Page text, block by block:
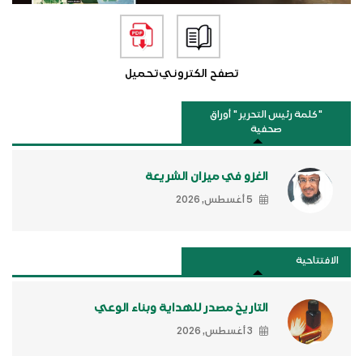
تصفح الكترونيتحميل
"كلمة رئيس التحرير " أوراق
صحفية
الغزو في ميزان الشريعة
5 أغسطس, 2026
الافتتاحية
التاريخ مصدر للهداية وبناء الوعي
3 أغسطس, 2026